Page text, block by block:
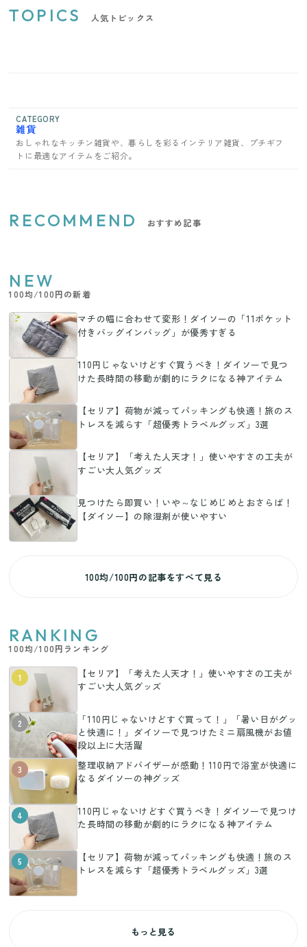
TOPICS 人気トピックス
CATEGORY
雑貨
おしゃれなキッチン雑貨や、暮らしを彩るインテリア雑貨、プチギフ
トに最適なアイテムをご紹介。
RECOMMEND おすすめ記事
NEW
100均/100円の新着
マチの幅に合わせて変形！ダイソーの「11ポケット
付きバッグインバッグ」が優秀すぎる
110円じゃないけどすぐ買うべき！ダイソーで見つ
けた長時間の移動が劇的にラクになる神アイテム
【セリア】荷物が減ってパッキングも快適！旅のス
トレスを減らす「超優秀トラベルグッズ」3選
【セリア】「考えた人天才！」使いやすさの工夫が
すごい大人気グッズ
見つけたら即買い！いや～なじめじめとおさらば！
【ダイソー】の除湿剤が使いやすい
100均/100円の記事をすべて見る
RANKING
100均/100円ランキング
1
【セリア】「考えた人天才！」使いやすさの工夫が
すごい大人気グッズ
2
「110円じゃないけどすぐ買って！」「暑い日がグッ
と快適に！」ダイソーで見つけたミニ扇風機がお値
段以上に大活躍
3
整理収納アドバイザーが感動！110円で浴室が快適に
なるダイソーの神グッズ
4
110円じゃないけどすぐ買うべき！ダイソーで見つけ
た長時間の移動が劇的にラクになる神アイテム
5
【セリア】荷物が減ってパッキングも快適！旅のス
トレスを減らす「超優秀トラベルグッズ」3選
もっと見る